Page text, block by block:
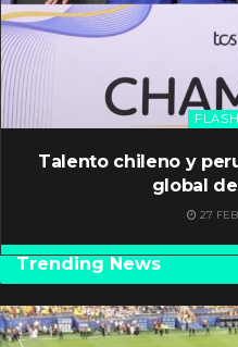
Talento chileno y
global
27
Trending News